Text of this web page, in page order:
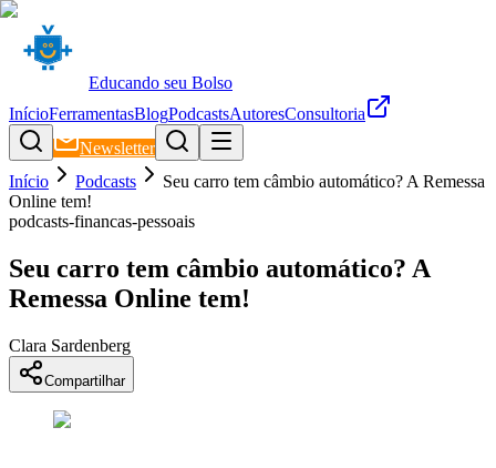
Educando seu Bolso
InícioFerramentasBlogPodcastsAutoresConsultoria
Newsletter
Início
Podcasts
Seu carro tem câmbio automático? A Remessa
Online tem!
podcasts-financas-pessoais
Seu carro tem câmbio automático? A
Remessa Online tem!
Clara Sardenberg
Compartilhar